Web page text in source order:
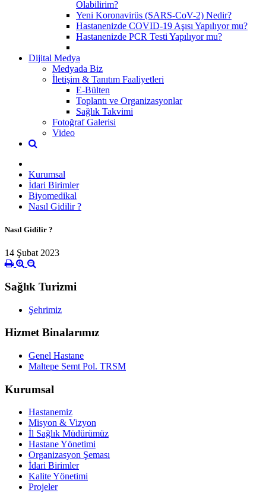
Olabilirim?
Yeni Koronavirüs (SARS-CoV-2) Nedir?
Hastanenizde COVID-19 Aşısı Yapılıyor mu?
Hastanenizde PCR Testi Yapılıyor mu?
Dijital Medya
Medyada Biz
İletişim & Tanıtım Faaliyetleri
E-Bülten
Toplantı ve Organizasyonlar
Sağlık Takvimi
Fotoğraf Galerisi
Video
Kurumsal
İdari Birimler
Biyomedikal
Nasıl Gidilir ?
Nasıl Gidilir ?
14 Şubat 2023
Sağlık Turizmi
Şehrimiz
Hizmet Binalarımız
Genel Hastane
Maltepe Semt Pol. TRSM
Kurumsal
Hastanemiz
Misyon & Vizyon
İl Sağlık Müdürümüz
Hastane Yönetimi
Organizasyon Şeması
İdari Birimler
Kalite Yönetimi
Projeler